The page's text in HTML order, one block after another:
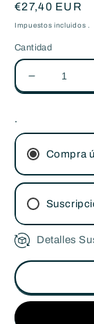
Precio
habitual
€27,40 EUR
Impuestos incluidos .
Cantidad
Reducir
cantidad
Cápsulas
con
Nespresso
SUPREME
-
100%
x
.
Compra
Detalles